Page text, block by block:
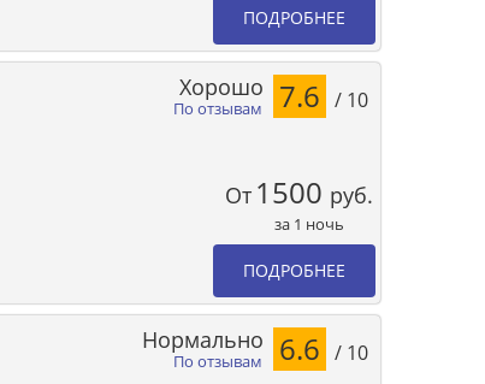
ПОДРОБНЕЕ
По отзывам
Хорошо 7.6 / 10
От 1500 руб.
за 1 ночь
ПОДРОБНЕЕ
По отзывам
Нормально 6.6 / 10